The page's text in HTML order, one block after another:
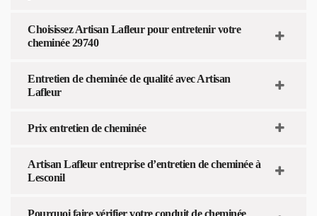
Choisissez Artisan Lafleur pour entretenir votre
cheminée 29740
Entretien de cheminée de qualité avec Artisan
Lafleur
Prix entretien de cheminée
Artisan Lafleur entreprise d’entretien de cheminée à
Lesconil
Pourquoi faire vérifier votre conduit de cheminée